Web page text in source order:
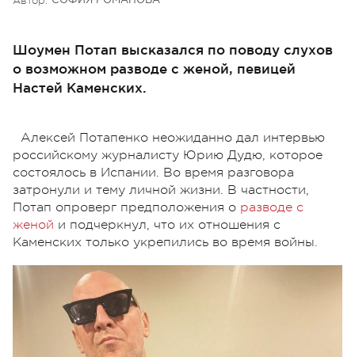
Шоумен Потап высказался по поводу слухов
о возможном разводе с женой, певицей
Настей Каменских.
Алексей Потапенко неожиданно дал интервью
российскому журналисту Юрию Дудю, которое
состоялось в Испании. Во время разговора
затронули и тему личной жизни. В частности,
Потап опроверг предположения о разводе с
женой и подчеркнул, что их отношения с
Каменских только укрепились во время войны.